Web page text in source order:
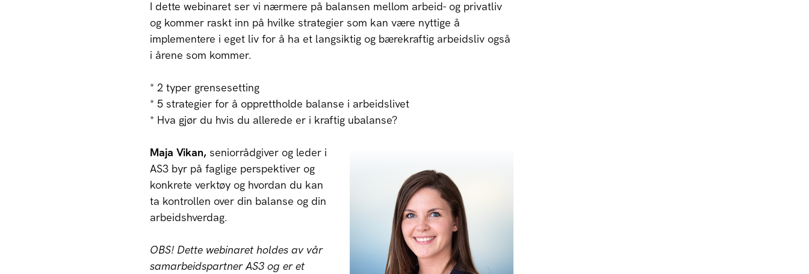
I dette webinaret ser vi nærmere på balansen mellom arbeid- og privatliv
og kommer raskt inn på hvilke strategier som kan være nyttige å
implementere i eget liv for å ha et langsiktig og bærekraftig arbeidsliv også
i årene som kommer.
* 2 typer grensesetting
* 5 strategier for å opprettholde balanse i arbeidslivet
* Hva gjør du hvis du allerede er i kraftig ubalanse?
Maja Vikan,seniorrådgiver og leder i
AS3 byr på faglige perspektiver og
konkrete verktøy og hvordan du kan
ta kontrollen over din balanse og din
arbeidshverdag.
OBS! Dette webinaret holdes av vår
samarbeidspartner AS3 og er et